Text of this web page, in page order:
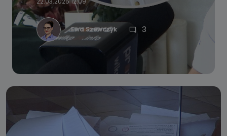
Ewa Szewczyk 3